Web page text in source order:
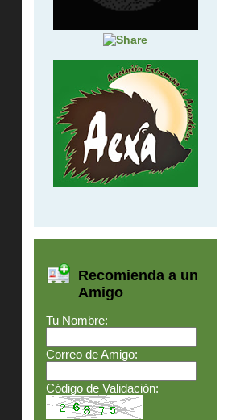
Recomienda a un
Amigo
Tu Nombre:
Correo de Amigo:
Código de Validación: